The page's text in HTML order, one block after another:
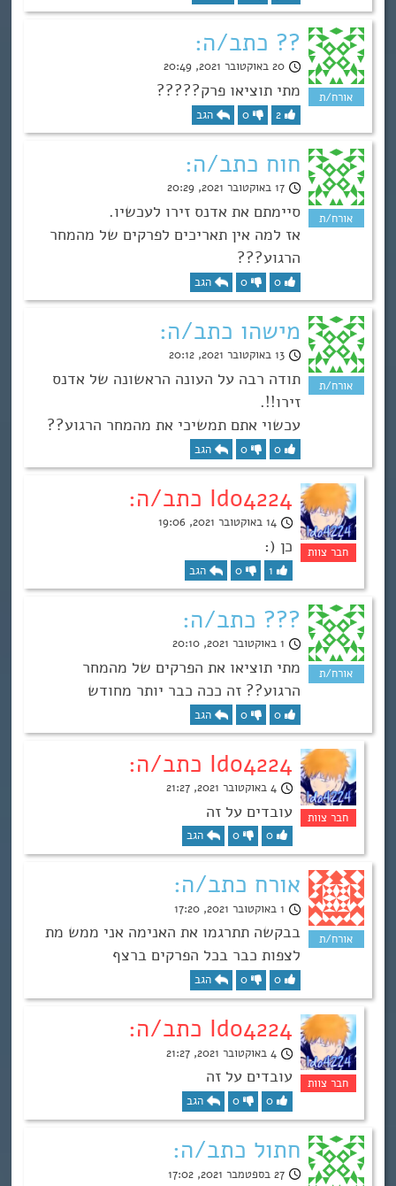
?? כתב/ה:
20 באוקטובר 2021, 20:49
מתי תוציאו פרק?????
2
0 הגב
חוח כתב/ה:
17 באוקטובר 2021, 20:29
סיימתם את אדנס זירו לעכשיו.
אז למה אין תאריכים לפרקים של מהמחר
הרגוע???
0
0 הגב
מישהו כתב/ה:
13 באוקטובר 2021, 20:12
תודה רבה על העונה הראשונה של אדנס
זירו!!.
עכשוי אתם תמשיכי את מהמחר הרגוע??
0
0 הגב
Ido4224 כתב/ה:
14 באוקטובר 2021, 19:06
כן (:
1
0 הגב
??? כתב/ה:
1 באוקטובר 2021, 20:10
מתי תוציאו את הפרקים של מהמחר
הרגוע?? זה ככה כבר יותר מחודש
0
0 הגב
Ido4224 כתב/ה:
4 באוקטובר 2021, 21:27
עובדים על זה
0
0 הגב
אורח כתב/ה:
1 באוקטובר 2021, 17:20
בבקשה תתרגמו את האנימה אני ממש מת
לצפות כבר בכל הפרקים ברצף
0
0 הגב
Ido4224 כתב/ה:
4 באוקטובר 2021, 21:27
עובדים על זה
0
0 הגב
חתול כתב/ה:
27 בספטמבר 2021, 17:02